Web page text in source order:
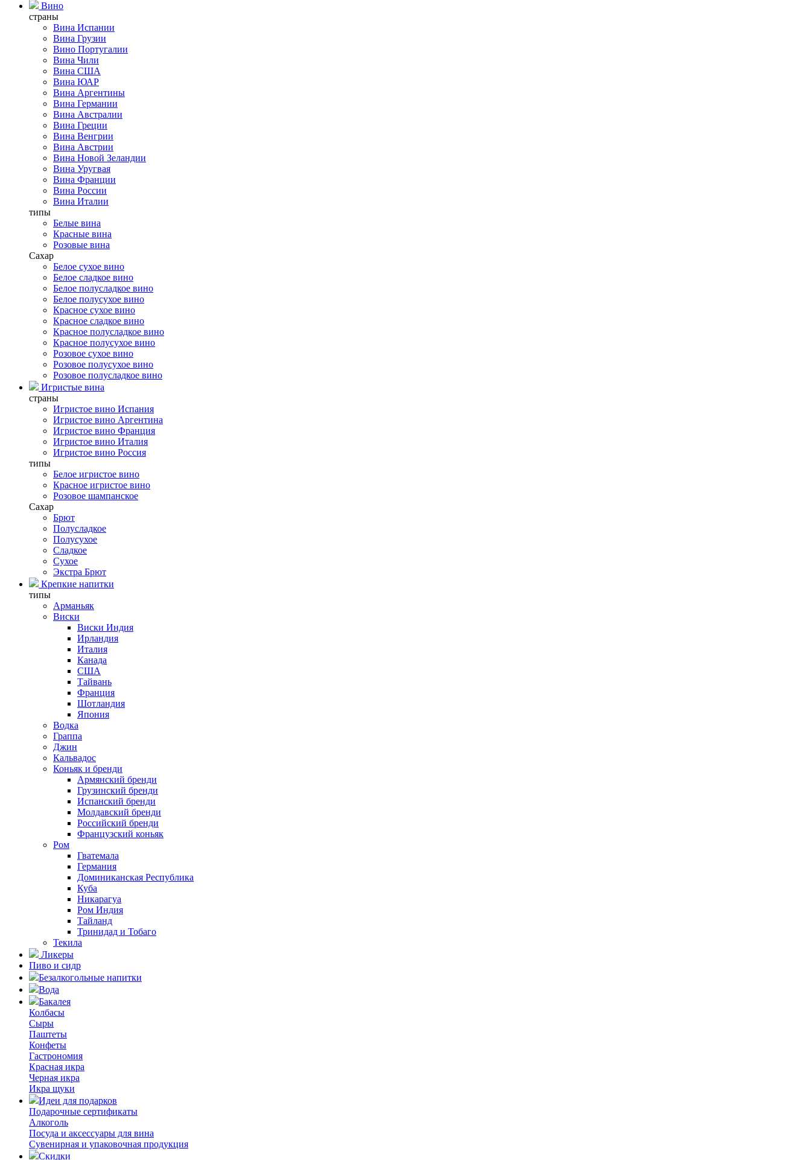
Вино
страны
Вина Испании
Вина Грузии
Вино Португалии
Вина Чили
Вина США
Вина ЮАР
Вина Аргентины
Вина Германии
Вина Австралии
Вина Греции
Вина Венгрии
Вина Австрии
Вина Новой Зеландии
Вина Уругвая
Вина Франции
Вина России
Вина Италии
типы
Белые вина
Красные вина
Розовые вина
Сахар
Белое сухое вино
Белое сладкое вино
Белое полусладкое вино
Белое полусухое вино
Красное сухое вино
Красное сладкое вино
Красное полусладкое вино
Красное полусухое вино
Розовое сухое вино
Розовое полусухое вино
Розовое полусладкое вино
Игристые вина
страны
Игристое вино Испания
Игристое вино Аргентина
Игристое вино Франция
Игристое вино Италия
Игристое вино Россия
типы
Белое игристое вино
Красное игристое вино
Розовое шампанское
Сахар
Брют
Полусладкое
Полусухое
Сладкое
Сухое
Экстра Брют
Крепкие напитки
типы
Арманьяк
Виски
Виски Индия
Ирландия
Италия
Канада
США
Тайвань
Франция
Шотландия
Япония
Водка
Граппа
Джин
Кальвадос
Коньяк и бренди
Армянский бренди
Грузинский бренди
Испанский бренди
Молдавский бренди
Российский бренди
Французский коньяк
Ром
Гватемала
Германия
Доминиканская Республика
Куба
Никарагуа
Ром Индия
Тайланд
Тринидад и Тобаго
Текила
Ликеры
Пиво и сидр
Безалкогольные напитки
Вода
Бакалея
Колбасы
Сыры
Паштеты
Конфеты
Гастрономия
Красная икра
Черная икра
Икра щуки
Идеи для подарков
Подарочные сертификаты
Алкоголь
Посуда и аксессуары для вина
Сувенирная и упаковочная продукция
Скидки